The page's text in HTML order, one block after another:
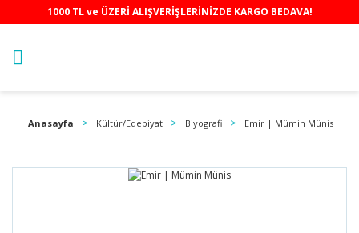
1000 TL ve ÜZERİ ALIŞVERİŞLERİNİZDE KARGO BEDAVA!
Anasayfa Kültür/Edebiyat Biyografi Emir | Mümin Münis